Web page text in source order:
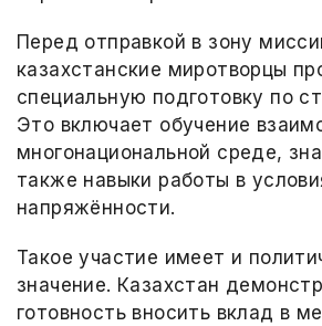
Перед отправкой в зону
казахстанские миротворцы
специальную подготовку по
Это включает обучение
многонациональной среде,
также навыки работы в
напряжённости.
Такое участие имеет и
значение. Казахстан
готовность вносить вклад в